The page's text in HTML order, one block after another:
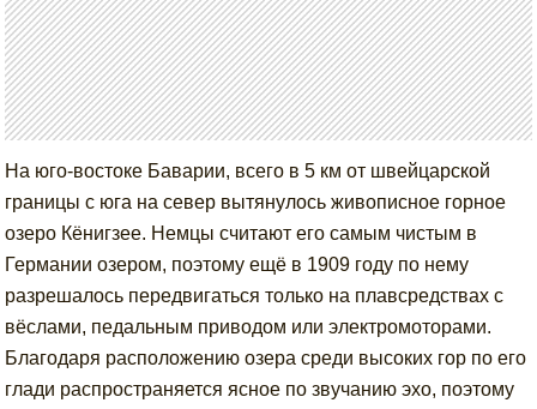
На юго-востоке Баварии, всего в 5 км от швейцарской
границы с юга на север вытянулось живописное горное
озеро Кёнигзее. Немцы считают его самым чистым в
Германии озером, поэтому ещё в 1909 году по нему
разрешалось передвигаться только на плавсредствах с
вёслами, педальным приводом или электромоторами.
Благодаря расположению озера среди высоких гор по его
глади распространяется ясное по звучанию эхо, поэтому